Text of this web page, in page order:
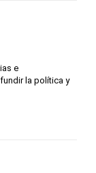
e
la política y